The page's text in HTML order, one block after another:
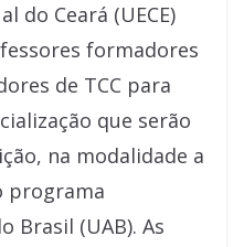
re
a
d
s
ar
e
do Ceará (UECE)
formadores
de TCC para
que serão
na modalidade a
programa
Brasil (UAB). As